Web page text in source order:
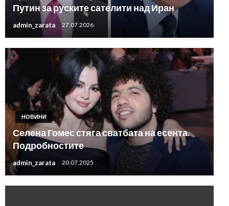
Путин за руските сателити над Иран
admin_zarata 27.07.2026
НОВИНИ
Селена Гомес стяга сватбата на есента.
Подробностите
admin_zarata 20.07.2025